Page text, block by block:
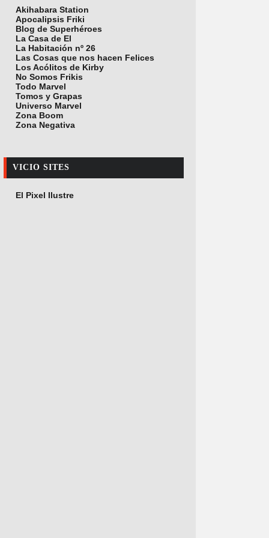
Akihabara Station
Apocalipsis Friki
Blog de Superhéroes
La Casa de El
La Habitación nº 26
Las Cosas que nos hacen Felices
Los Acólitos de Kirby
No Somos Frikis
Todo Marvel
Tomos y Grapas
Universo Marvel
Zona Boom
Zona Negativa
VICIO SITES
El Pixel Ilustre